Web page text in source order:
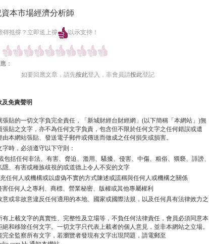
本市場經濟分析師
得抵撐？立即送上撐 以示支持！
：
如要回應文章，請先按此登入，非會員請按此登記
免責聲明
張貼的一切文字負完全責任，「新城財經台財經網」(以下簡稱「本網站」)無
張貼之文字，亦不為任何文字負責，包含但不限於任何文字之任何錯誤或遺
由本網站張貼、發送電子郵件或傳送而做成之任何損失或損害。
字時，必須遵守以下守則：
包括任何非法、有害、脅迫、濫用、騷擾、侵害、中傷、粗俗、猥褻、誹謗、
隱、有害或種族歧視的或道德上令人不安的文字
任何人或機構或以虛偽不實的方式陳述或謊稱與任何人或機構之關係
任何人之專利、商標、營業秘密、版權或其他專屬權利
意或非故意違反任何適用的本地、國家或國際法規，以及任何具有法律效力之
有上載文字的真實性、完整性及立場等，不負任何法律責任，會員必須同意本
絕和移除任何文字。一切文字只代表上載者的個人意見，並非本網站之立場。
完全監察所有文字，若瀏覽者發現有文字出現問題，請電郵至